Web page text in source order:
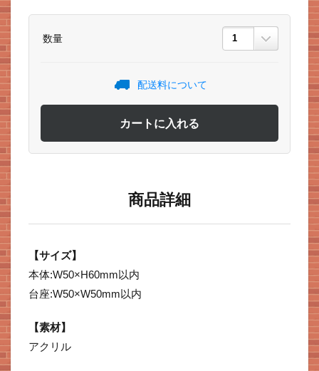
数量
配送料について
カートに入れる
商品詳細
【サイズ】
本体:W50×H60mm以内
台座:W50×W50mm以内
【素材】
アクリル